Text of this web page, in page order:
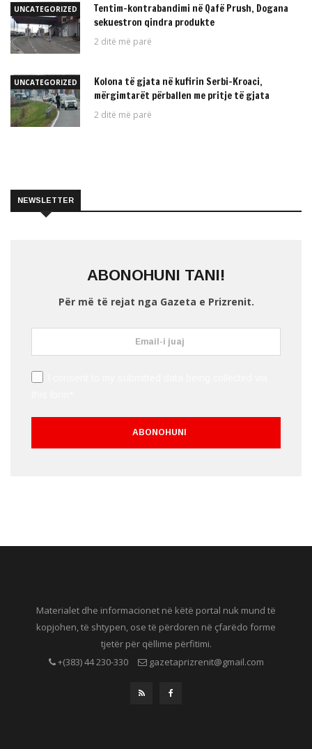
UNCATEGORIZED
Tentim-kontrabandimi në Qafë Prush, Dogana
sekuestron qindra produkte
2 ditë më parë
UNCATEGORIZED
Kolona të gjata në kufirin Serbi–Kroaci,
mërgimtarët përballen me pritje të gjata
2 ditë më parë
NEWSLETTER
ABONOHUNI TANI!
Për më të rejat nga Gazeta e Prizrenit.
Materialet dhe informacionet në këtë portal nuk mund të
kopjohen, të shtypen, ose të përdoren në çfarëdo forme
tjetër për qëllime përfitimi.
+(383) 44 230-330
gazetaprizrenit@gmail.com